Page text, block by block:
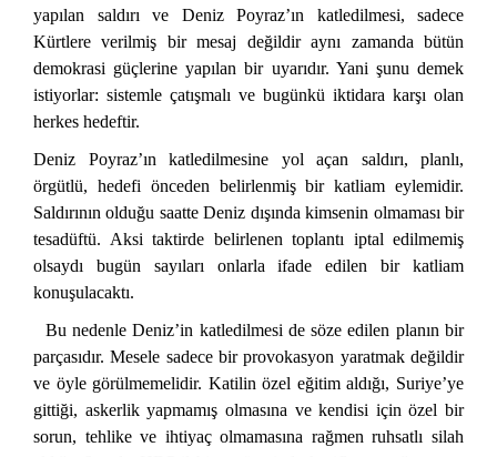
yapılan saldırı ve Deniz Poyraz’ın katledilmesi, sadece
Kürtlere verilmiş bir mesaj değildir aynı zamanda bütün
demokrasi güçlerine yapılan bir uyarıdır. Yani şunu demek
istiyorlar: sistemle çatışmalı ve bugünkü iktidara karşı olan
herkes hedeftir.
Deniz Poyraz’ın katledilmesine yol açan saldırı, planlı,
örgütlü, hedefi önceden belirlenmiş bir katliam eylemidir.
Saldırının olduğu saatte Deniz dışında kimsenin olmaması bir
tesadüftü. Aksi taktirde belirlenen toplantı iptal edilmemiş
olsaydı bugün sayıları onlarla ifade edilen bir katliam
konuşulacaktı.
Bu nedenle Deniz’in katledilmesi de söze edilen planın bir
parçasıdır. Mesele sadece bir provokasyon yaratmak değildir
ve öyle görülmemelidir. Katilin özel eğitim aldığı, Suriye’ye
gittiği, askerlik yapmamış olmasına ve kendisi için özel bir
sorun, tehlike ve ihtiyaç olmamasına rağmen ruhsatlı silah